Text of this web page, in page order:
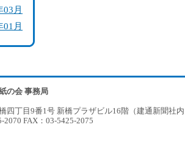
03月
01月
の会 事務局
四丁目9番1号 新橋プラザビル16階（建通新聞社
2070 FAX：03-5425-2075